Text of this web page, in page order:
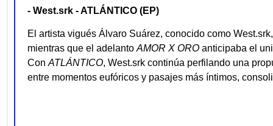
- West.srk - ATLÁNTICO (EP)
El artista vigués Álvaro Suárez, conocido como
mientras que el adelanto AMOR X ORO anticipaba el
Con ATLÁNTICO, West.srk continúa perfilando una
entre momentos eufóricos y pasajes más íntimos,